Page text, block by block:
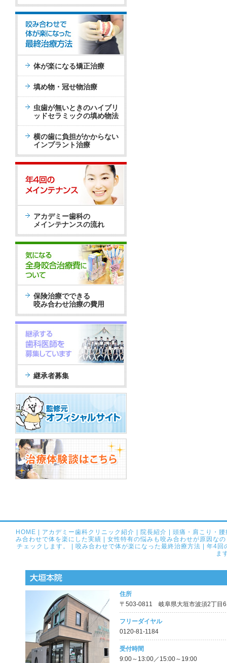
体が楽になる矯正治療
填め物・冠せ物治療
虫歯が無いときのハイブリ
ッドセラミックの填め物法
横の歯に負担がかからない
インプラント治療
アカデミー歯科の
メインテナンスの流れ
保険治療でできる
咬み合わせ治療の費用
継承者募集
HOME アカデミー歯科クリニック紹介 院長紹介
頭痛・肩こり・
み合わせで体を楽にした実績
女性特有の悩みも咬み合わせが原因な
チェックします。
咬み合わせで体が楽になった最終治療方法
年4回
ま
住所
〒503-0811 岐阜県大垣市波須2丁目
フリーダイヤル
0120-81-1184
受付時間
9:00～13:00／15:00～19:00